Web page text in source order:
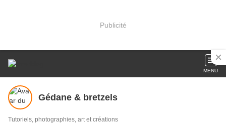
Publicité
MENU
Gédane & bretzels
Tutoriels, photographies, art et créations